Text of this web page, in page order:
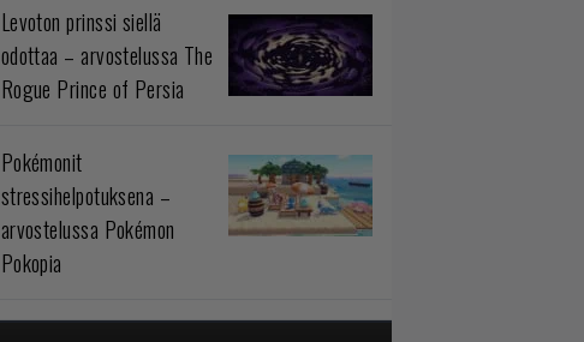
Levoton prinssi siellä
odottaa – arvostelussa The
Rogue Prince of Persia
Pokémonit
stressihelpotuksena –
arvostelussa Pokémon
Pokopia